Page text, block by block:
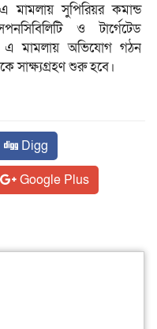
সুপিরিয়র কমান্ড
ও টার্গেটেড
এ মামলায় অভিযোগ গঠন
সাক্ষ্যগ্রহণ শুরু হবে।
Digg
Google Plus